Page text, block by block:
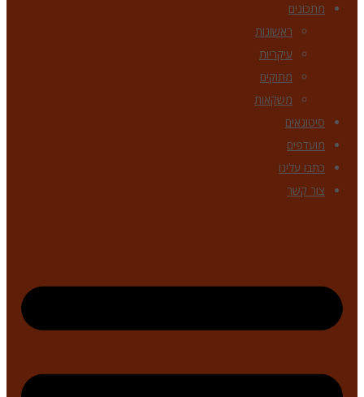
מתכונים
ראשונות
עיקריות
מתוקים
משקאות
סיטונאים
מועדפים
כתבו עלינו
צור קשר